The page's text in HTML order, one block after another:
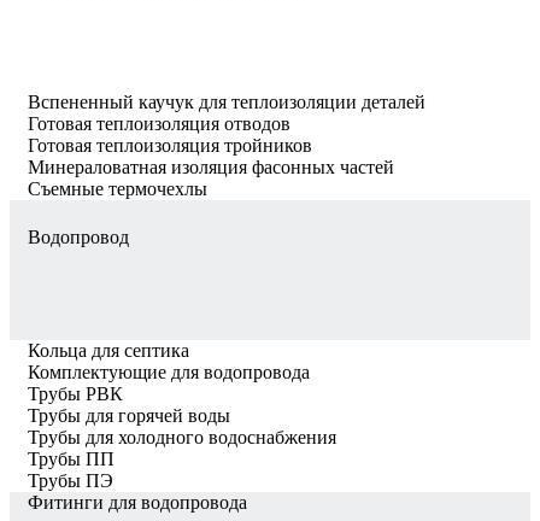
Вспененный каучук для теплоизоляции деталей
Готовая теплоизоляция отводов
Готовая теплоизоляция тройников
Минераловатная изоляция фасонных частей
Съемные термочехлы
Водопровод
Кольца для септика
Комплектующие для водопровода
Трубы РВК
Трубы для горячей воды
Трубы для холодного водоснабжения
Трубы ПП
Трубы ПЭ
Фитинги для водопровода